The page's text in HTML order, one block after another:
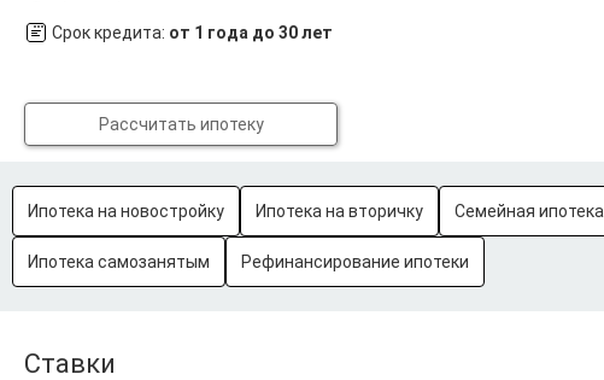
Срок кредита: от 1 года до 30 лет
Рассчитать ипотеку
Ипотека на новостройку Ипотека на вторичку Семейная ипотека
Ипотека самозанятым Рефинансирование ипотеки
Ставки